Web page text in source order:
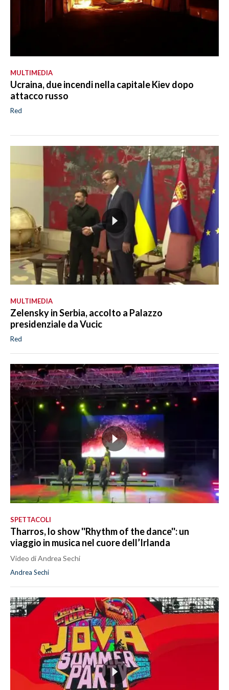
MULTIMEDIA
Ucraina, due incendi nella capitale Kiev dopo
attacco russo
Red
MULTIMEDIA
Zelensky in Serbia, accolto a Palazzo
presidenziale da Vucic
Red
SPETTACOLI
Tharros, lo show ''Rhythm of the dance'': un
viaggio in musica nel cuore dell’Irlanda
Video di Andrea Sechi
Andrea Sechi